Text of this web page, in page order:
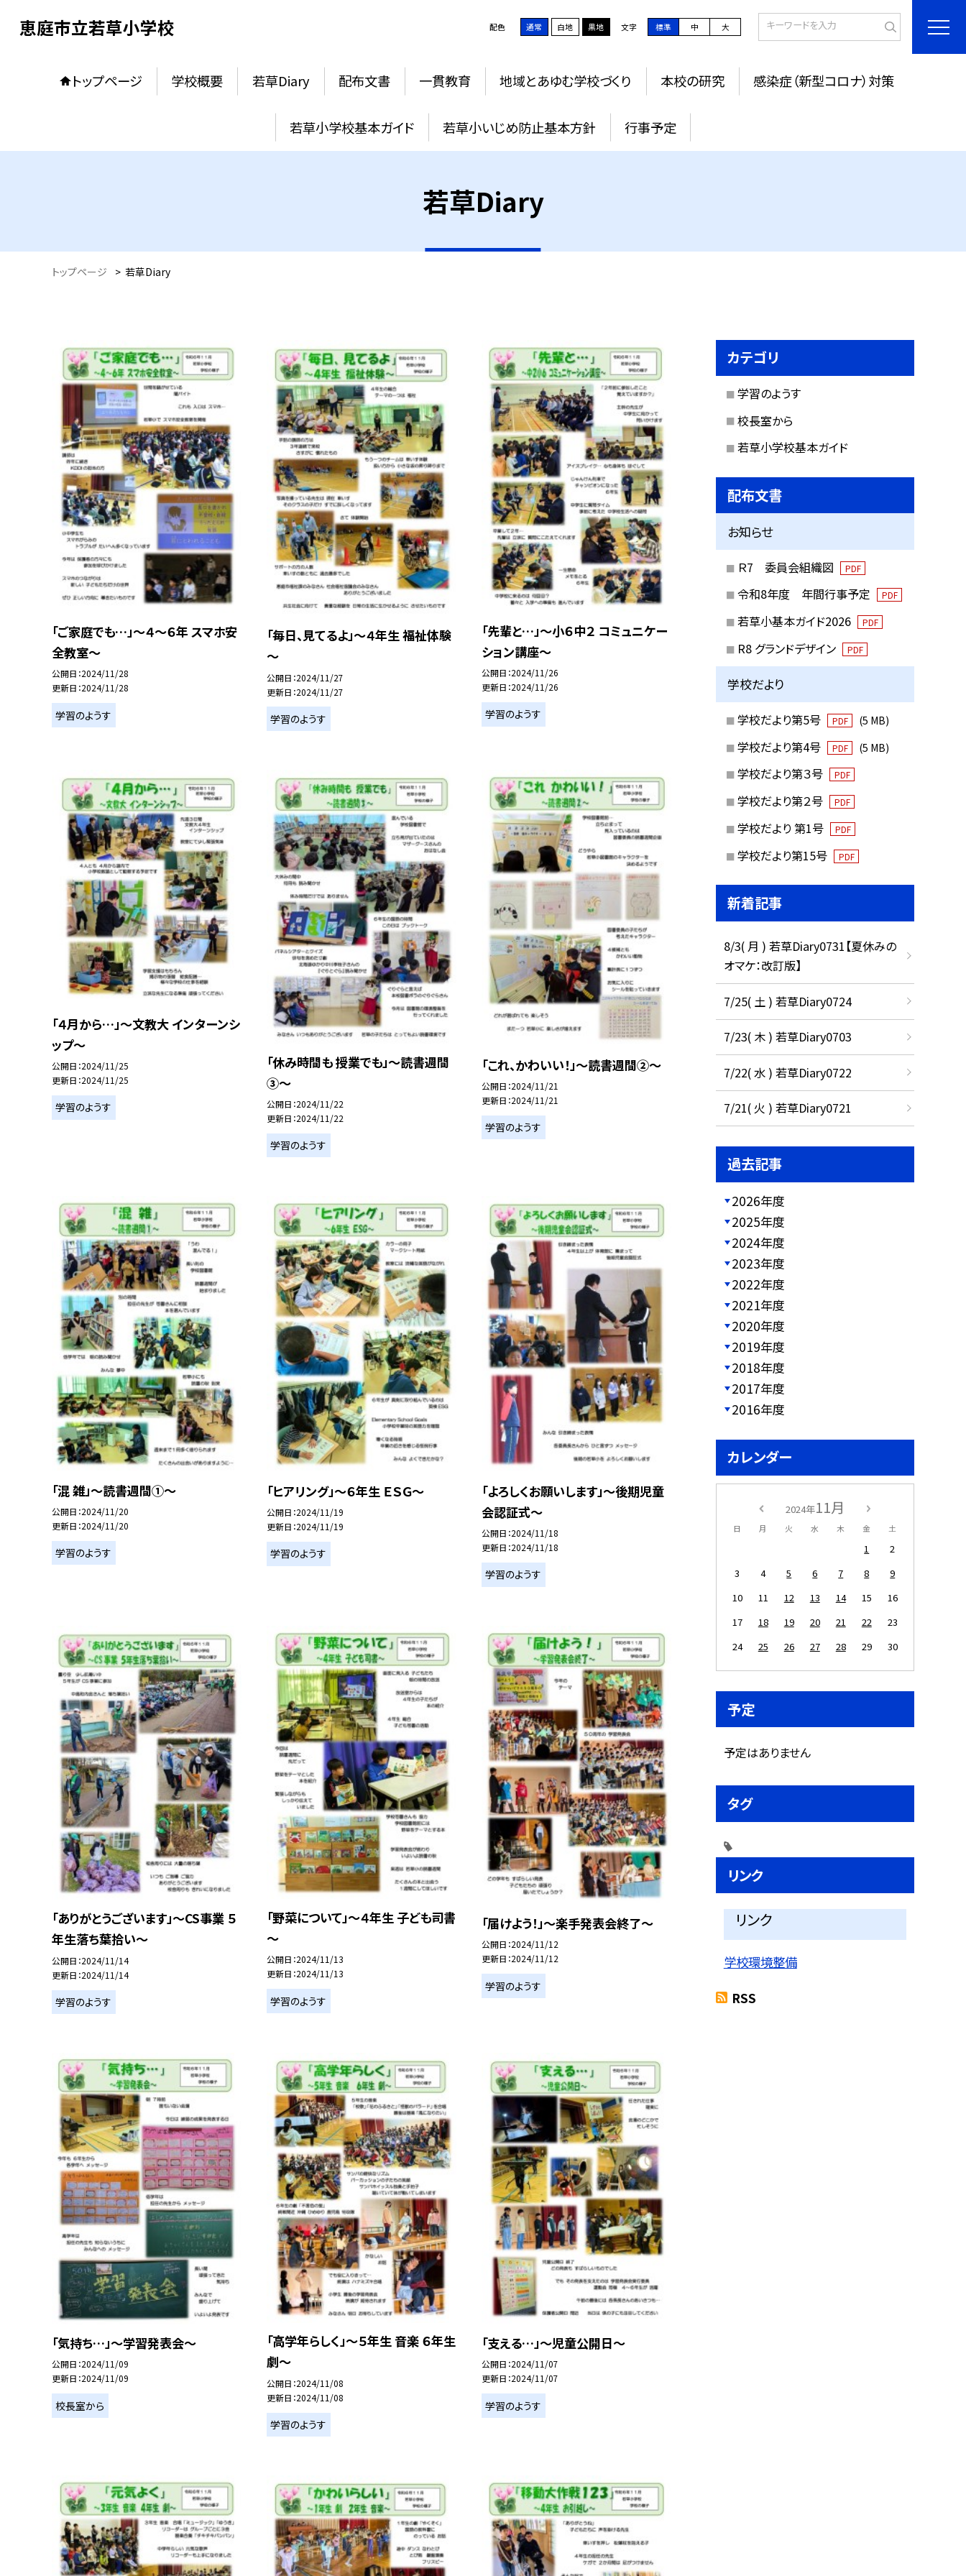
恵庭市立若草小学校 配色 通常 白地 黒地 文字 標準 中 大
トップページ 学校概要 若草Diary 配布文書 一貫教育 地域とあゆむ学校づくり 本校の研究 感染症（新型コロナ）対策
若草小学校基本ガイド 若草小いじめ防止基本方針 行事予定
若草Diary
トップページ > 若草Diary
「ご家庭でも…」～４～６年 スマホ安
全教室～
公開日 2024/11/28
更新日 2024/11/28
学習のようす
「毎日、見てるよ」～４年生 福祉体験
～
公開日 2024/11/27
更新日 2024/11/27
学習のようす
「先輩と…」～小６中２ コミュニケー
ション講座～
公開日 2024/11/26
更新日 2024/11/26
学習のようす
「４月から…」～文教大 インターンシ
ップ～
公開日 2024/11/25
更新日 2024/11/25
学習のようす
「休み時間も 授業でも」～読書週間
③～
公開日 2024/11/22
更新日 2024/11/22
学習のようす
「これ、かわいい！」～読書週間②～
公開日 2024/11/21
更新日 2024/11/21
学習のようす
「混 雑」～読書週間①～
公開日 2024/11/20
更新日 2024/11/20
学習のようす
「ヒアリング」～６年生 ＥＳＧ～
公開日 2024/11/19
更新日 2024/11/19
学習のようす
「よろしくお願いします」～後期児童
会認証式～
公開日 2024/11/18
更新日 2024/11/18
学習のようす
「ありがとうございます」～CS事業 ５
年生落ち葉拾い～
公開日 2024/11/14
更新日 2024/11/14
学習のようす
「野菜について」～４年生 子ども司書
～
公開日 2024/11/13
更新日 2024/11/13
学習のようす
「届けよう！」～楽手発表会終了～
公開日 2024/11/12
更新日 2024/11/12
学習のようす
「気持ち…」～学習発表会～
公開日 2024/11/09
更新日 2024/11/09
校長室から
「高学年らしく」～５年生 音楽 ６年生
劇～
公開日 2024/11/08
更新日 2024/11/08
学習のようす
「支える…」～児童公開日～
公開日 2024/11/07
更新日 2024/11/07
学習のようす
カテゴリ
学習のようす
校長室から
若草小学校基本ガイド
配布文書
お知らせ
Ｒ7 委員会組織図 PDF
令和8年度 年間行事予定 PDF
若草小基本ガイド2026 PDF
R8 グランドデザイン PDF
学校だより
学校だより第5号 PDF (5 MB)
学校だより第4号 PDF (5 MB)
学校だより第３号 PDF
学校だより第２号 PDF
学校だより 第1号 PDF
学校だより第15号 PDF
新着記事
8/3( 月 ) 若草Diary0731【夏休みの
オマケ：改訂版】
7/25( 土 ) 若草Diary0724
7/23( 木 ) 若草Diary0703
7/22( 水 ) 若草Diary0722
7/21( 火 ) 若草Diary0721
過去記事
2026年度
2025年度
2024年度
2023年度
2022年度
2021年度
2020年度
2019年度
2018年度
2017年度
2016年度
カレンダー
2024年11月
日 月 火 水 木 金 土
1
2
3
4 5 6 7 8
9
10
11 12 13 14 15
16
17
18 19 20 21 22
23
24
25 26 27 28 29 30
予定
予定はありません
タグ
リンク
リンク
学校環境整備
RSS